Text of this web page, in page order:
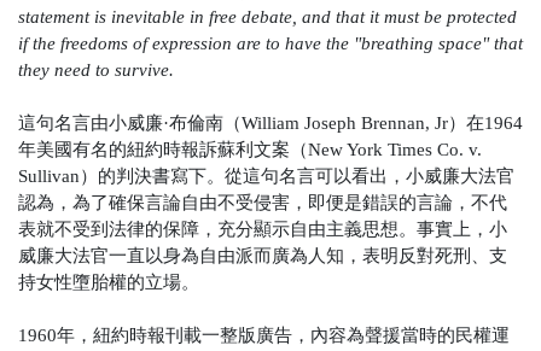
statement is inevitable in free debate, and that it must be protected
if the freedoms of expression are to have the "breathing space" that
they need to survive.
這句名言由小威廉·布倫南（William Joseph Brennan, Jr）在1964
年美國有名的紐約時報訴蘇利文案（New York Times Co. v.
Sullivan）的判決書寫下。從這句名言可以看出，小威廉大法官
認為，為了確保言論自由不受侵害，即便是錯誤的言論，不代
表就不受到法律的保障，充分顯示自由主義思想。事實上，小
威廉大法官一直以身為自由派而廣為人知，表明反對死刑、支
持女性墮胎權的立場。
1960年，紐約時報刊載一整版廣告，內容為聲援當時的民權運